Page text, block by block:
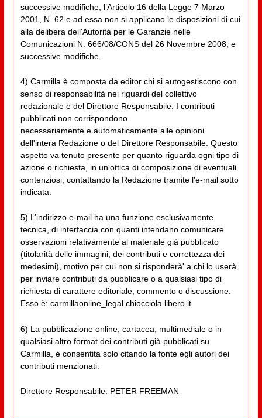
successive modifiche, l’Articolo 16 della Legge 7 Marzo
2001, N. 62 e ad essa non si applicano le disposizioni di cui
alla delibera dell'Autorità per le Garanzie nelle
Comunicazioni N. 666/08/CONS del 26 Novembre 2008, e
successive modifiche.
4) Carmilla è composta da editor chi si autogestiscono con
senso di responsabilità nei riguardi del collettivo
redazionale e del Direttore Responsabile. I contributi
pubblicati non corrispondono
necessariamente e automaticamente alle opinioni
dell'intera Redazione o del Direttore Responsabile. Questo
aspetto va tenuto presente per quanto riguarda ogni tipo di
azione o richiesta, in un'ottica di composizione di eventuali
contenziosi, contattando la Redazione tramite l'e-mail sotto
indicata.
5) L’indirizzo e-mail ha una funzione esclusivamente
tecnica, di interfaccia con quanti intendano comunicare
osservazioni relativamente al materiale già pubblicato
(titolarità delle immagini, dei contributi e correttezza dei
medesimi), motivo per cui non si risponderà' a chi lo userà
per inviare contributi da pubblicare o a qualsiasi tipo di
richiesta di carattere editoriale, commento o discussione.
Esso è: carmillaonline_legal chiocciola libero.it
6) La pubblicazione online, cartacea, multimediale o in
qualsiasi altro format dei contributi già pubblicati su
Carmilla, è consentita solo citando la fonte egli autori dei
contributi menzionati.
Direttore Responsabile: PETER FREEMAN